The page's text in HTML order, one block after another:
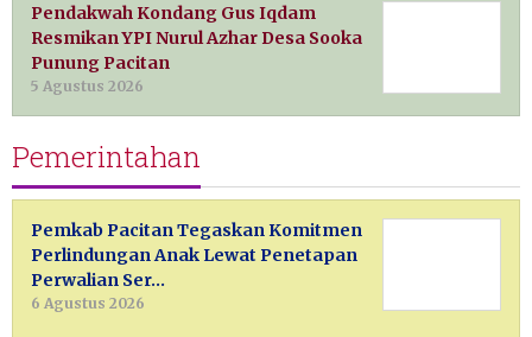
Pendakwah Kondang Gus Iqdam
Resmikan YPI Nurul Azhar Desa Sooka
Punung Pacitan
5 Agustus 2026
Pemerintahan
Pemkab Pacitan Tegaskan Komitmen
Perlindungan Anak Lewat Penetapan
Perwalian Ser…
6 Agustus 2026